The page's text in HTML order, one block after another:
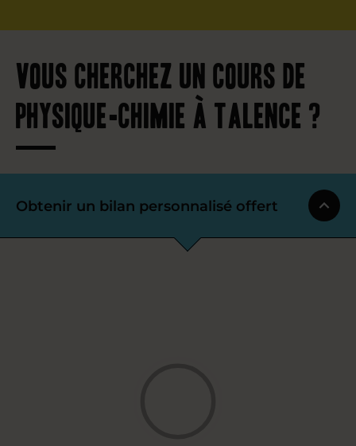
Vous cherchez un cours de
physique-chimie à Talence ?
Obtenir un bilan personnalisé offert